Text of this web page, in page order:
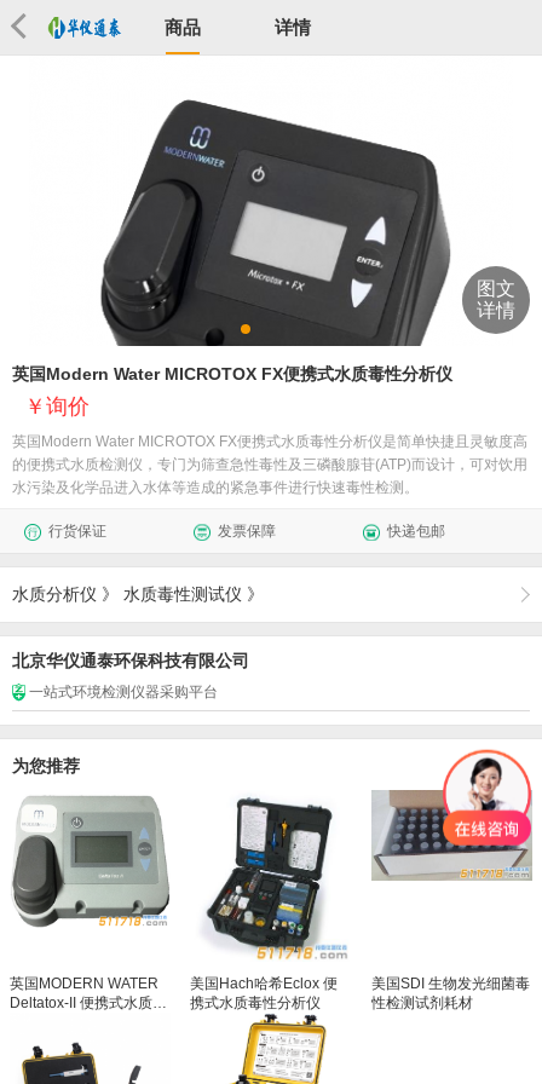
商品 详情
图文
详情
英国Modern Water MICROTOX FX便携式水质毒性分析仪
询价
英国Modern Water MICROTOX FX便携式水质毒性分析仪是简单快捷且灵敏度高
的便携式水质检测仪，专门为筛查急性毒性及三磷酸腺苷(ATP)而设计，可对饮用
水污染及化学品进入水体等造成的紧急事件进行快速毒性检测。
行货保证 发票保障 快递包邮
水质分析仪 》 水质毒性测试仪 》
北京华仪通泰环保科技有限公司
一站式环境检测仪器采购平台
为您推荐
英国MODERN WATER
Deltatox-II 便携式水质毒
美国Hach哈希Eclox 便
携式水质毒性分析仪
美国SDI 生物发光细菌毒
性检测试剂耗材